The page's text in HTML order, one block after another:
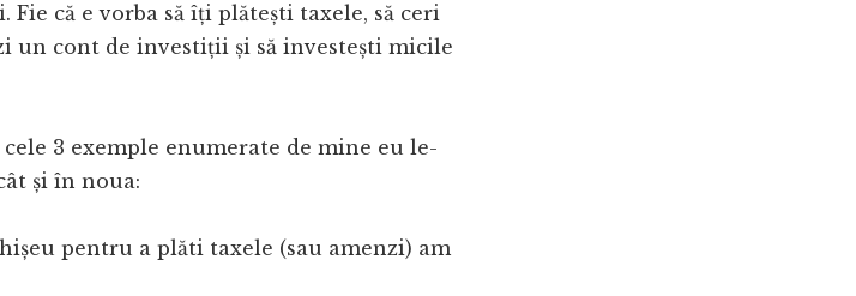
că e vorba să îți plătești taxele, să ceri
un cont de investiții și să investești micile
3 exemple enumerate de mine eu le-
și în noua:
pentru a plăti taxele (sau amenzi) am